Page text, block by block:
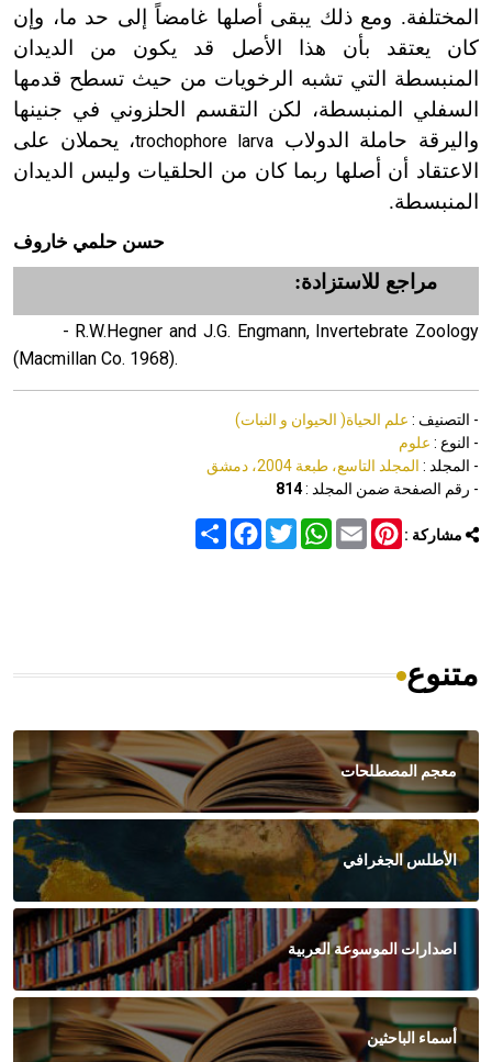
المختلفة. ومع ذلك يبقى أصلها غامضاً إلى حد ما، وإن
كان يعتقد بأن هذا الأصل قد يكون من الديدان
المنبسطة التي تشبه الرخويات من حيث تسطح قدمها
السفلي المنبسطة، لكن التقسم الحلزوني في جنينها
واليرقة حاملة الدولاب trochophore larva، يحملان على
الاعتقاد أن أصلها ربما كان من الحلقيات وليس الديدان
المنبسطة.
حسن حلمي خاروف
مراجع للاستزادة:
- R.W.Hegner and J.G. Engmann, In­ver­te­brate Zoology
(Macmillan Co. 1968).
- التصنيف : علم الحياة( الحيوان و النبات)
- النوع : علوم
- المجلد : المجلد التاسع، طبعة 2004، دمشق
- رقم الصفحة ضمن المجلد :814
مشاركة : Share
FacebookTwitter
WhatsAppEmail
Pinterest
متنوع
معجم المصطلحات
الأطلس الجغرافي
اصدارات الموسوعة العربية
أسماء الباحثين